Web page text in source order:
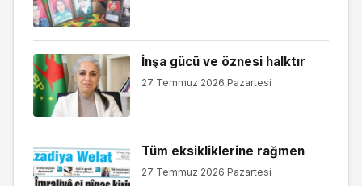
İnşa gücü ve öznesi halktır
27 Temmuz 2026 Pazartesi
Tüm eksikliklerine rağmen
27 Temmuz 2026 Pazartesi